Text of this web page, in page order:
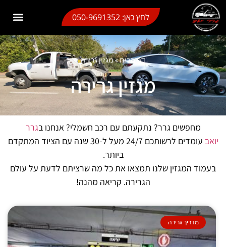
לתוכן
לחץ כאן: 050-9691352
דף הבית»מגזין גרירה
מגזין גרירה
מחפשים גרר? נתקעתם עם רכב חשמלי? אנחנו בגרר
יואב
עומדים לרשותכם 24/7 מעל ל-30 שנה עם הציוד המתקדם
ביותר.
בעמוד המגזין שלנו תמצאו את כל מה שרציתם לדעת על עולם
הגרירה. קריאה מהנה!
מדריך גרירה